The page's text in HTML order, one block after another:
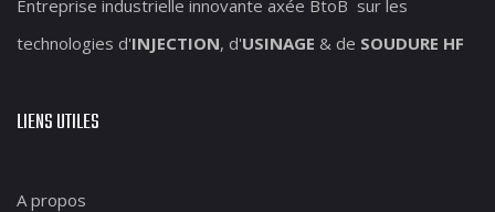
Entreprise industrielle innovante axée BtoB sur les
technologies d'INJECTION, d'USINAGE & de SOUDURE HF
LIENS UTILES
A propos